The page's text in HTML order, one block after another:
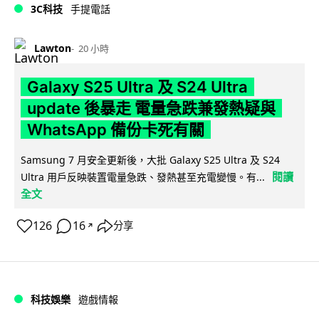
3C科技 手提電話
Lawton 20 小時
Galaxy S25 Ultra 及 S24 Ultra
update 後暴走 電量急跌兼發熱疑與
WhatsApp 備份卡死有關
Samsung 7 月安全更新後，大批 Galaxy S25 Ultra 及 S24
Ultra 用戶反映裝置電量急跌、發熱甚至充電變慢。有...
閱讀
全文
126 16 ↗ 分享
科技娛樂 遊戲情報